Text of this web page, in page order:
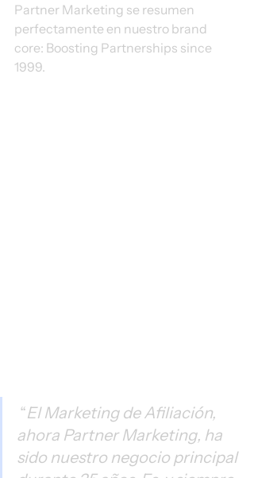
Partner Marketing se resumen
perfectamente en nuestro brand
core: Boosting Partnerships since
1999.
“El Marketing de Afiliación,
ahora Partner Marketing, ha
sido nuestro negocio principal